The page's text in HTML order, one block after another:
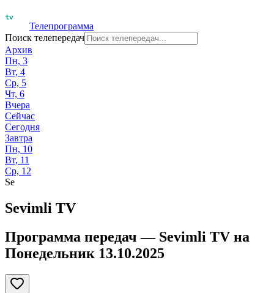
Телепрограмма
Поиск телепередач
Архив
Пн, 3
Вт, 4
Ср, 5
Чт, 6
Вчера
Сейчас
Сегодня
Завтра
Пн, 10
Вт, 11
Ср, 12
Se
Sevimli TV
Программа передач — Sevimli TV на
Понедельник 13.10.2025